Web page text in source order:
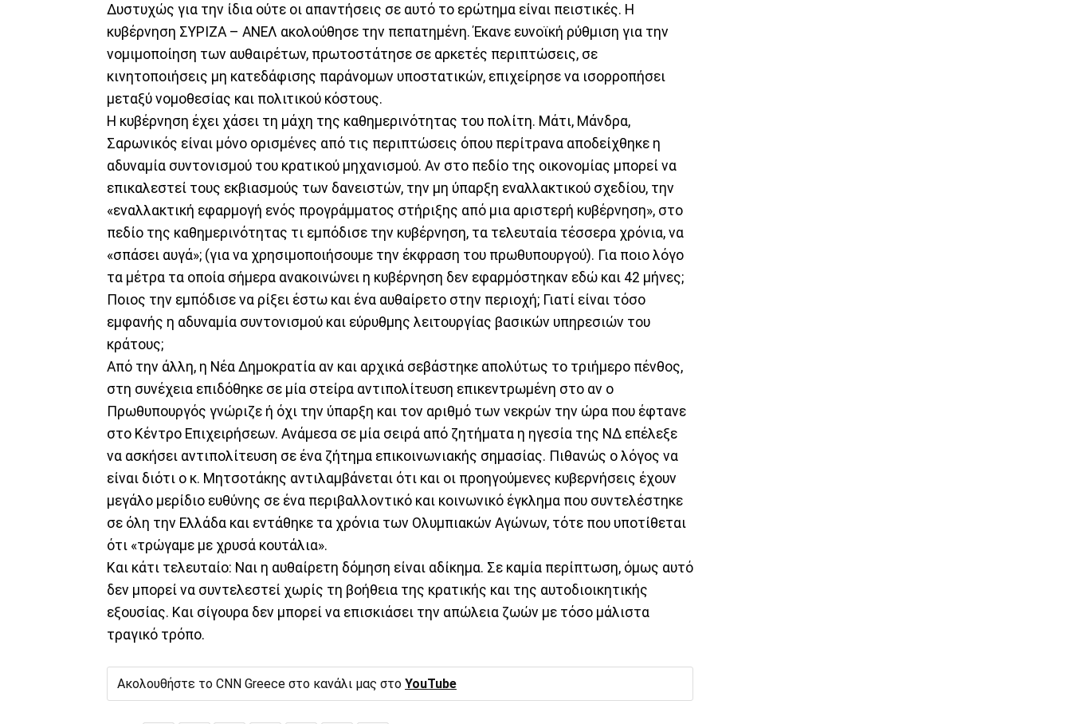
Δυστυχώς για την ίδια ούτε οι απαντήσεις σε αυτό το ερώτημα είναι πειστικές. Η
κυβέρνηση ΣΥΡΙΖΑ – ΑΝΕΛ ακολούθησε την πεπατημένη. Έκανε ευνοϊκή ρύθμιση για την
νομιμοποίηση των αυθαιρέτων, πρωτοστάτησε σε αρκετές περιπτώσεις, σε
κινητοποιήσεις μη κατεδάφισης παράνομων υποστατικών, επιχείρησε να ισορροπήσει
μεταξύ νομοθεσίας και πολιτικού κόστους.
Η κυβέρνηση έχει χάσει τη μάχη της καθημερινότητας του πολίτη. Μάτι, Μάνδρα,
Σαρωνικός είναι μόνο ορισμένες από τις περιπτώσεις όπου περίτρανα αποδείχθηκε η
αδυναμία συντονισμού του κρατικού μηχανισμού. Αν στο πεδίο της οικονομίας μπορεί να
επικαλεστεί τους εκβιασμούς των δανειστών, την μη ύπαρξη εναλλακτικού σχεδίου, την
«εναλλακτική εφαρμογή ενός προγράμματος στήριξης από μια αριστερή κυβέρνηση», στο
πεδίο της καθημερινότητας τι εμπόδισε την κυβέρνηση, τα τελευταία τέσσερα χρόνια, να
«σπάσει αυγά»; (για να χρησιμοποιήσουμε την έκφραση του πρωθυπουργού). Για ποιο λόγο
τα μέτρα τα οποία σήμερα ανακοινώνει η κυβέρνηση δεν εφαρμόστηκαν εδώ και 42 μήνες;
Ποιος την εμπόδισε να ρίξει έστω και ένα αυθαίρετο στην περιοχή; Γιατί είναι τόσο
εμφανής η αδυναμία συντονισμού και εύρυθμης λειτουργίας βασικών υπηρεσιών του
κράτους;
Από την άλλη, η Νέα Δημοκρατία αν και αρχικά σεβάστηκε απολύτως το τριήμερο πένθος,
στη συνέχεια επιδόθηκε σε μία στείρα αντιπολίτευση επικεντρωμένη στο αν ο
Πρωθυπουργός γνώριζε ή όχι την ύπαρξη και τον αριθμό των νεκρών την ώρα που έφτανε
στο Κέντρο Επιχειρήσεων. Ανάμεσα σε μία σειρά από ζητήματα η ηγεσία της ΝΔ επέλεξε
να ασκήσει αντιπολίτευση σε ένα ζήτημα επικοινωνιακής σημασίας. Πιθανώς ο λόγος να
είναι διότι ο κ. Μητσοτάκης αντιλαμβάνεται ότι και οι προηγούμενες κυβερνήσεις έχουν
μεγάλο μερίδιο ευθύνης σε ένα περιβαλλοντικό και κοινωνικό έγκλημα που συντελέστηκε
σε όλη την Ελλάδα και εντάθηκε τα χρόνια των Ολυμπιακών Αγώνων, τότε που υποτίθεται
ότι «τρώγαμε με χρυσά κουτάλια».
Και κάτι τελευταίο: Ναι η αυθαίρετη δόμηση είναι αδίκημα. Σε καμία περίπτωση, όμως αυτό
δεν μπορεί να συντελεστεί χωρίς τη βοήθεια της κρατικής και της αυτοδιοικητικής
εξουσίας. Και σίγουρα δεν μπορεί να επισκιάσει την απώλεια ζωών με τόσο μάλιστα
τραγικό τρόπο.
Ακολουθήστε το CNN Greece στο κανάλι μας στο YouTube